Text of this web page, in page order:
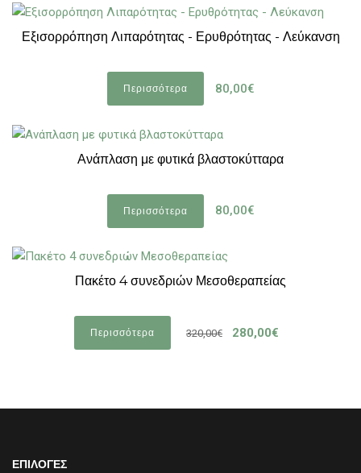
Εξισορρόπηση Λιπαρότητας - Ερυθρότητας - Λεύκανση
Περισσότερα 80,00€
Ανάπλαση με φυτικά βλαστοκύτταρα
Περισσότερα 80,00€
Πακέτο 4 συνεδριών Μεσοθεραπείας
Περισσότερα 320,00€ 280,00€
ΕΠΙΛΟΓΕΣ